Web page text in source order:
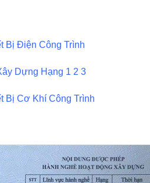
Bị Điện Công Trình
Dựng Hạng 1 2 3
Bị Cơ Khí Công Trình